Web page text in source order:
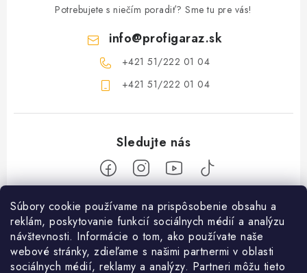
Súbory cookie používame na prispôsobenie obsahu a
reklám, poskytovanie funkcií sociálnych médií a analýzu
návštevnosti. Informácie o tom, ako používate naše
webové stránky, zdieľame s našimi partnermi v oblasti
sociálnych médií, reklamy a analýzy. Partneri môžu tieto
Potrebujete s niečím poradiť? Sme tu pre vás!
info@profigaraz.sk
+421 51/222 01 04
+421 51/222 01 04
Nakupovanie
Ako nakupovať